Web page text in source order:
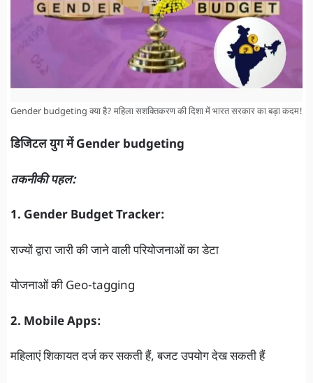
Gender budgeting क्या है? महिला सशक्तिकरण की दिशा में भारत सरकार का बड़ा कदम!
डिजिटल युग में Gender budgeting
तकनीकी पहल:
1. Gender Budget Tracker:
राज्यों द्वारा जारी की जाने वाली परियोजनाओं का डेटा
योजनाओं की Geo-tagging
2. Mobile Apps:
महिलाएं शिकायत दर्ज कर सकती हैं, बजट उपयोग देख सकती हैं